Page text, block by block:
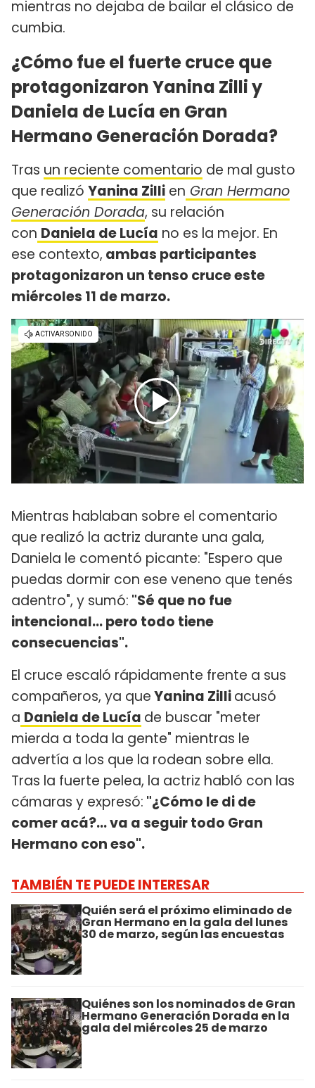
mientras no dejaba de bailar el clásico de
cumbia.
¿Cómo fue el fuerte cruce que
protagonizaron Yanina Zilli y
Daniela de Lucía en Gran
Hermano Generación Dorada?
Tras un reciente comentario de mal gusto
que realizó Yanina Zilli en Gran Hermano
Generación Dorada, su relación
con Daniela de Lucía no es la mejor. En
ese contexto, ambas participantes
protagonizaron un tenso cruce este
miércoles 11 de marzo.
Mientras hablaban sobre el comentario
que realizó la actriz durante una gala,
Daniela le comentó picante: "Espero que
puedas dormir con ese veneno que tenés
adentro", y sumó: "Sé que no fue
intencional... pero todo tiene
consecuencias".
El cruce escaló rápidamente frente a sus
compañeros, ya queYanina Zilliacusó
a Daniela de Lucía de buscar "meter
mierda a toda la gente" mientras le
advertía a los que la rodean sobre ella.
Tras la fuerte pelea, la actriz habló con las
cámaras y expresó: "¿Cómo le di de
comer acá?... va a seguir todo Gran
Hermano con eso".
TAMBIÉN TE PUEDE INTERESAR
Quién será el próximo eliminado de
Gran Hermano en la gala del lunes
30 de marzo, según las encuestas
Quiénes son los nominados de Gran
Hermano Generación Dorada en la
gala del miércoles 25 de marzo